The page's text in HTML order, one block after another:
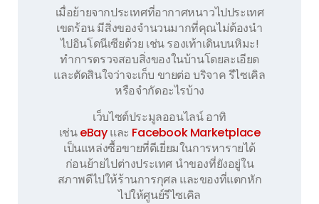
เมื่อย้ายจากประเทศที่อากาศหนาวไปประเทศ
เขตร้อน มีสิ่งของจำนวนมากที่คุณไม่ต้องนำ
ไปอินโดนีเซียด้วย เช่น รองเท้าเดินบนหิมะ!
ทำการตรวจสอบสิ่งของในบ้านโดยละเอียด
และตัดสินใจว่าจะเก็บ ขายต่อ บริจาค รีไซเคิล
หรือจำกัดอะไรบ้าง
เว็บไซต์ประมูลออนไลน์ อาทิ
เช่นeBayและ Facebook Marketplace
เป็นแหล่งซื้อขายที่ดีเยี่ยมในการหารายได้
ก่อนย้ายไปต่างประเทศ นำของที่ยังอยู่ใน
สภาพดีไปให้ร้านการกุศล และของที่แตกหัก
ไปให้ศูนย์รีไซเคิล